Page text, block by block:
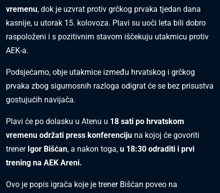
vremenu, dok je uzvrat protiv grčkog prvaka tjedan dana
kasnije, u utorak 15. kolovoza. Plavi su uoči leta bili dobro
raspoloženi i s pozitivnim stavom iščekuju utakmicu protiv
AEK-a.
Podsjećamo, obje utakmice između hrvatskog i grčkog
prvaka zbog sigurnosnih razloga odigrat će se bez prisustva
gostujućih navijača.
Plavi će po dolasku u Atenu u 18 sati po hrvatskom
vremenu održati press konferenciju na kojoj će govoriti
trener Igor Bišćan, a nakon toga, u 18:30 odraditi i prvi
trening na AEK Areni.
Ovo je popis igrača koje je trener Bišćan poveo na